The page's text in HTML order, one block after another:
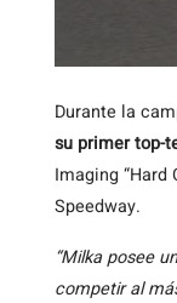
Durante la
su primer top-
Imaging
Speedway.
“Milka posee
competir al